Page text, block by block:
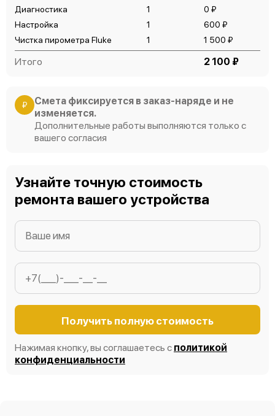
Диагностика 1
0 ₽
Настройка
1
600 ₽
Чистка пирометра Fluke
1 1 500 ₽
Итого 2 100 ₽
₽
Смета фиксируется в заказ-наряде и не
изменяется.
Дополнительные работы выполняются только с
вашего согласия
Узнайте точную стоимость
ремонта вашего устройства
Получить полную стоимость
Нажимая кнопку, вы соглашаетесь с политикой
конфиденциальности